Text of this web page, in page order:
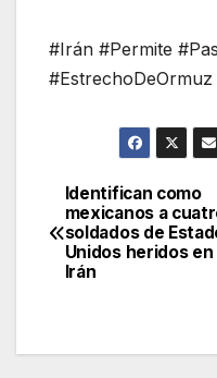
#Irán #Permite
#EstrechoDeOrmuz
de
Identifican como
mexicanos a
soldados de
Unidos heridos en
Irán